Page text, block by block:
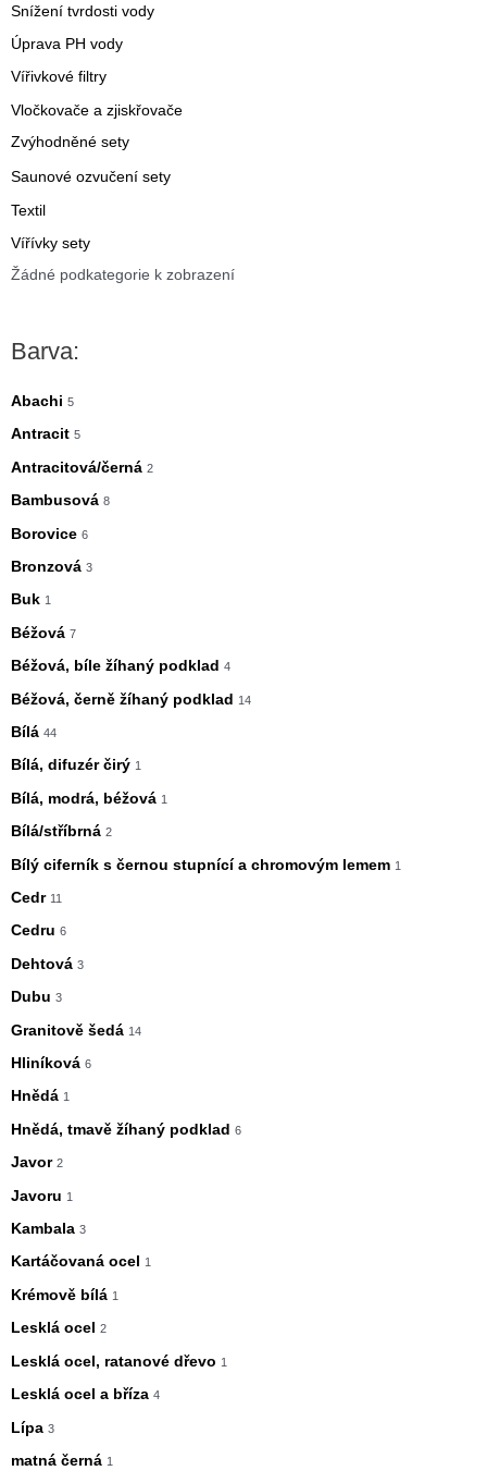
Snížení tvrdosti vody
Úprava PH vody
Vířivkové filtry
Vločkovače a zjiskřovače
Zvýhodněné sety
Saunové ozvučení sety
Textil
Vířívky sety
Žádné podkategorie k zobrazení
Barva:
Abachi 5
Antracit 5
Antracitová/černá 2
Bambusová 8
Borovice 6
Bronzová 3
Buk 1
Béžová 7
Béžová, bíle žíhaný podklad 4
Béžová, černě žíhaný podklad 14
Bílá 44
Bílá, difuzér čirý 1
Bílá, modrá, béžová 1
Bílá/stříbrná 2
Bílý ciferník s černou stupnící a chromovým lemem 1
Cedr 11
Cedru 6
Dehtová 3
Dubu 3
Granitově šedá 14
Hliníková 6
Hnědá 1
Hnědá, tmavě žíhaný podklad 6
Javor 2
Javoru 1
Kambala 3
Kartáčovaná ocel 1
Krémově bílá 1
Lesklá ocel 2
Lesklá ocel, ratanové dřevo 1
Lesklá ocel a bříza 4
Lípa 3
matná černá 1